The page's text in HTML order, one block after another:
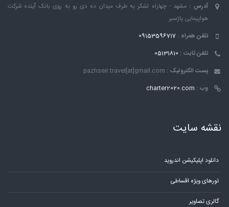
آدرس : مشهد - چهاراه لشکر به طرف میدان ده دی رو به روی بانک ٱینده شرکت
هواپیمایی پاژسیر
تلفن همراه : 09153596717
تلفن ثابت : 05131810
پست الکترونیک : pazhseir.travel[at]gmail.com
وب : charter2020.com
نقشه سایت
دانلود اپلیکیشن اندروید
تورهای ویژه اقساطی
گالری تصاویر